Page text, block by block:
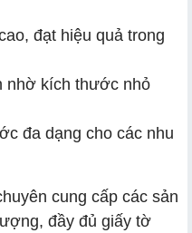
đạt hiệu quả trong
nhờ kích thước nhỏ
đa dạng cho các nhu
cung cấp các sản
đầy đủ giấy tờ